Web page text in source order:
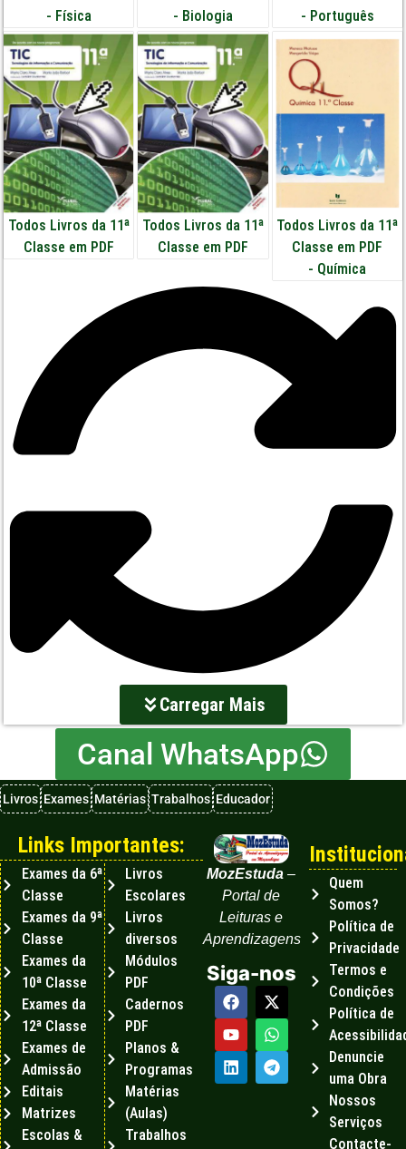
- Física
- Biologia
- Português
Todos Livros da 11ª
Classe em PDF
Todos Livros da 11ª
Classe em PDF
Todos Livros da 11ª
Classe em PDF
- Química
Carregar Mais
Canal WhatsApp
Livros Exames Matérias Trabalhos Educador
MozEstuda –
Portal de
Leituras e
Aprendizagens
Siga-nos
Quem
Somos?
Política de
Privacidade
Termos e
Condições
Política de
Denuncie
uma Obra
Nossos
Serviços
Contacte-
Links Importantes:
Exames da 6ª
Classe
Exames da 9ª
Classe
Exames da
10ª Classe
Exames da
12ª Classe
Exames de
Admissão
Editais
Matrizes
Escolas &
Livros
Escolares
Livros
diversos
Módulos
PDF
Cadernos
PDF
Planos &
Programas
Matérias
(Aulas)
Trabalhos